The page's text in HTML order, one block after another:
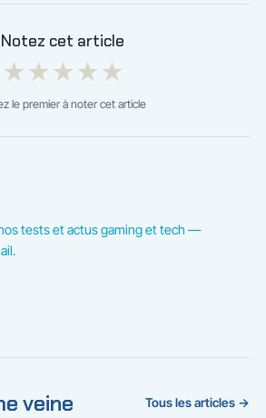
Notez cet article
★★★★★
le premier à noter cet article
tests et actus gaming et tech —
veine Tous les articles →